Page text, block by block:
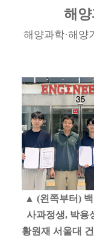
해
해양과학·해양
▲ (왼쪽부터)
사과정생, 박용
황원재 서울대